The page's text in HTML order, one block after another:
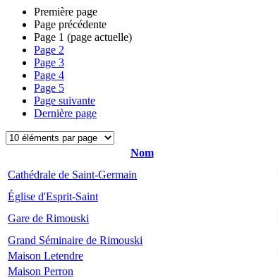
Première page
Page précédente
Page 1 (page actuelle)
Page 2
Page 3
Page 4
Page 5
Page suivante
Dernière page
Nom
Cathédrale de Saint-Germain
Église d'Esprit-Saint
Gare de Rimouski
Grand Séminaire de Rimouski
Maison Letendre
Maison Perron